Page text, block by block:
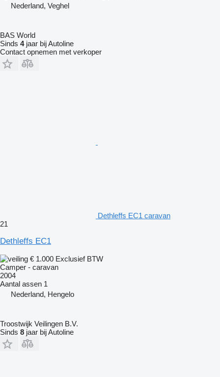
Nederland, Veghel
BAS World
Sinds 4jaar bij Autoline
Contact opnemen met verkoper
Dethleffs EC1 caravan
21
Dethleffs EC1
€ 1.000 Exclusief BTW
Camper - caravan
2004
Aantal assen 1
Nederland, Hengelo
Troostwijk Veilingen B.V.
Sinds 8 jaar bij Autoline